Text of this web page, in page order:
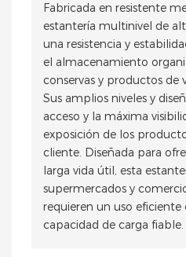
Fabricada en resistente
estantería multinivel de
una resistencia y
el almacenamiento
conservas y productos de
Sus amplios niveles y
acceso y la máxima
exposición de los
cliente. Diseñada para
larga vida útil, esta
supermercados y
requieren un uso eficiente
capacidad de carga fiable.